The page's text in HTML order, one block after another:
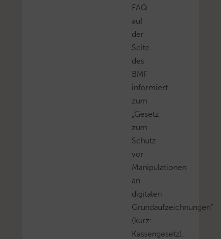
FAQ
auf
der
Seite
des
BMF
informiert
zum
„Gesetz
zum
Schutz
vor
Manipulationen
an
digitalen
Grundaufzeichnungen“
(kurz:
Kassengesetz).